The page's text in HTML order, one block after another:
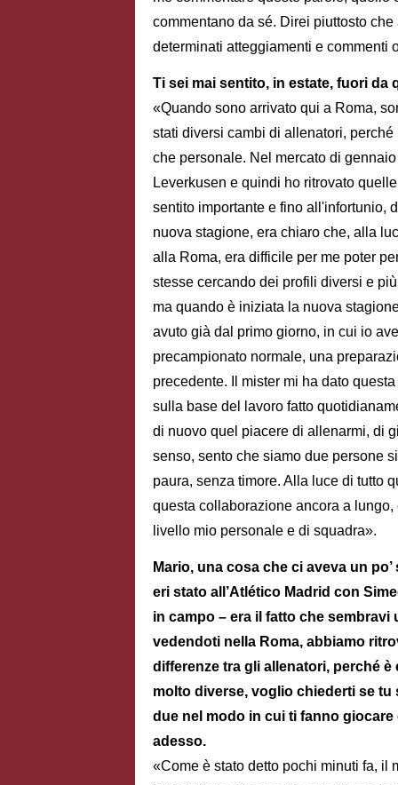
commentano da sé. Direi piuttosto
determinati atteggiamenti e commenti
Ti sei mai sentito, in estate, fuori da
«Quando sono arrivato qui a Roma,
stati diversi cambi di allenatori,
che personale. Nel mercato di
Leverkusen e quindi ho ritrovato
sentito importante e fino all'infortunio,
nuova stagione, era chiaro che, alla
alla Roma, era difficile per me poter
stesse cercando dei profili diversi e
ma quando è iniziata la nuova
avuto già dal primo giorno, in cui io
precampionato normale, una
precedente. Il mister mi ha dato
sulla base del lavoro fatto
di nuovo quel piacere di allenarmi, di
senso, sento che siamo due persone
paura, senza timore. Alla luce di tutto
questa collaborazione ancora a
livello mio personale e di squadra».
Mario, una cosa che ci aveva un
eri stato all’Atlético Madrid con
in campo – era il fatto che sembravi
vedendoti nella Roma, abbiamo
differenze tra gli allenatori, perché
molto diverse, voglio chiederti se
due nel modo in cui ti fanno
adesso.
«Come è stato detto pochi minuti fa, il